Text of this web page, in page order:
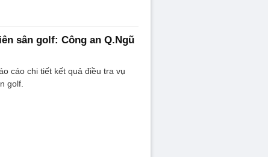
sân golf: Công an Q.Ngũ
cáo chi tiết kết quả điều tra vụ
golf.